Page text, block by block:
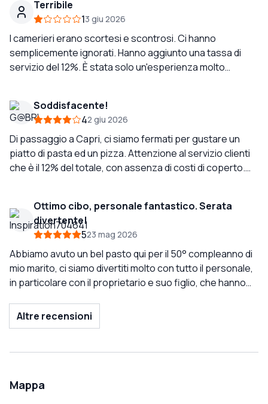
soggiorno speciale e memorabile a Capri, specialmente
la cena della nostra ultima notte. Il servizio è stato
perfetto. Un ringraziamento speciale a Michele per la
sua particolare attenzione alla nostra esperienza
perfetta 😊
Terribile
13 giu 2026
I camerieri erano scortesi e scontrosi. Ci hanno
semplicemente ignorati. Hanno aggiunto una tassa di
servizio del 12%. È stata solo un'esperienza molto
Soddisfacente!
42 giu 2026
Di passaggio a Capri, ci siamo fermati per gustare un
piatto di pasta ed un pizza. Attenzione al servizio clienti
che è il 12% del totale, con assenza di costi di coperto.
stato abbastanza soddisfacente!
Ottimo cibo, personale fantastico. Serata
divertente!
523 mag 2026
Abbiamo avuto un bel pasto qui per il 50° compleanno di
mio marito, ci siamo divertiti molto con tutto il personale,
in particolare con il proprietario e suo figlio, che hanno
dessert con una candela. Il cibo era delizioso (abbiamo
preso il piatto di carne da condividere, che è stato
abbiamo trovato i prezzi ragionevoli rispetto a molti altri
Altre recensioni
Mappa